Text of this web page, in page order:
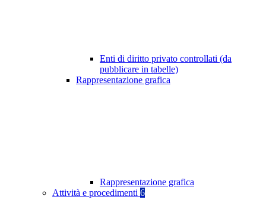
Enti di diritto privato controllati (da
pubblicare in tabelle)
Rappresentazione grafica
Rappresentazione grafica
Attività e procedimenti 6